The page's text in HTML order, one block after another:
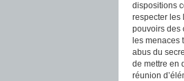
dispositions
respecter les
pouvoirs des
les menaces
abus du
de mettre en
réunion